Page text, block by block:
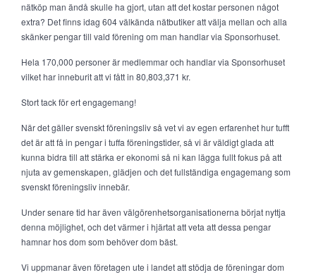
nätköp man ändå skulle ha gjort, utan att det kostar personen något
extra? Det finns idag 604 välkända nätbutiker att välja mellan och alla
skänker pengar till vald förening om man handlar via Sponsorhuset.
Hela 170,000 personer är medlemmar och handlar via Sponsorhuset
vilket har inneburit att vi fått in 80,803,371 kr.
Stort tack för ert engagemang!
När det gäller svenskt föreningsliv så vet vi av egen erfarenhet hur tufft
det är att få in pengar i tuffa föreningstider, så vi är väldigt glada att
kunna bidra till att stärka er ekonomi så ni kan lägga fullt fokus på att
njuta av gemenskapen, glädjen och det fullständiga engagemang som
svenskt föreningsliv innebär.
Under senare tid har även välgörenhetsorganisationerna börjat nyttja
denna möjlighet, och det värmer i hjärtat att veta att dessa pengar
hamnar hos dom som behöver dom bäst.
Vi uppmanar även företagen ute i landet att stödja de föreningar dom